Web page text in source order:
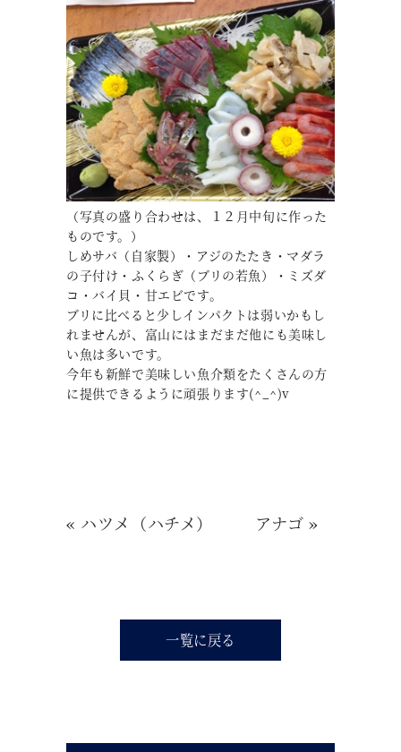
（写真の盛り合わせは、１２月中旬に作った
ものです。）
しめサバ（自家製）・アジのたたき・マダラ
の子付け・ふくらぎ（ブリの若魚）・ミズダ
コ・バイ貝・甘エビです。
ブリに比べると少しインパクトは弱いかもし
れませんが、富山にはまだまだ他にも美味し
い魚は多いです。
今年も新鮮で美味しい魚介類をたくさんの方
に提供できるように頑張ります(^_^)v
« ハツメ（ハチメ） アナゴ »
一覧に戻る